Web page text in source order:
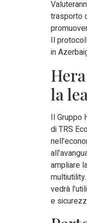
trasporto
Il
in
la
Il Gruppo
di TRS
ampliare
vedrà
e